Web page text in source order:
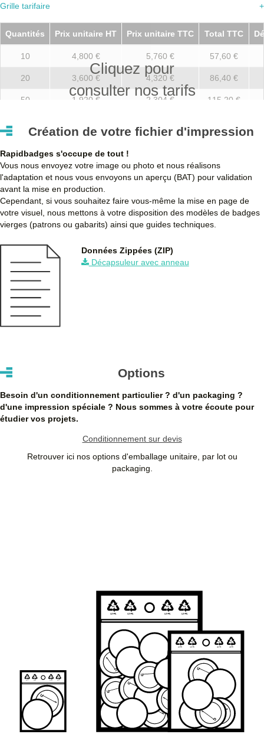
Grille tarifaire +
Cliquez pour
consulter nos tarifs
Quantités Prix unitaire HT Prix unitaire TTC Total TTC
10 4,800 € 5,760 € 57,60 €
20 3,600 € 4,320 € 86,40 €
50 1,920 € 2,304 € 115,20 €
500 1,320 € 1,584 € 792,00 €
750 1,260 €
1000 1,200 € 1,440 € 1 440,00 €
1750 1,140 € 1,368 € 2 394,00 €
1,020 € 1,224 €
5000
Quantités
TVA intra-communautaire
paient le prix HT.
Création de votre fichier d'impression
Rapidbadges s'occupe de tout !
Vous nous envoyez votre image ou photo et nous réalisons
l'adaptation et nous vous envoyons un aperçu (BAT) pour validation
avant la mise en production.
Cependant, si vous souhaitez faire vous-même la mise en page de
votre visuel, nous mettons à votre disposition des modèles de badges
vierges (patrons ou gabarits) ainsi que guides techniques.
Données Zippées (ZIP)
Décapsuleur avec anneau
Options
Besoin d'un conditionnement particulier ? d'un packaging ?
d'une impression spéciale ? Nous sommes à votre écoute pour
étudier vos projets.
Conditionnement sur devis
Retrouver ici nos options d'emballage unitaire, par lot ou
packaging.